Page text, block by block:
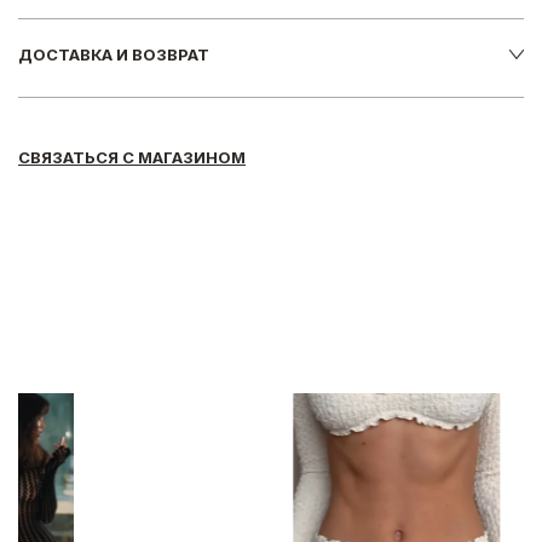
ДОСТАВКА И ВОЗВРАТ
СВЯЗАТЬСЯ С МАГАЗИНОМ